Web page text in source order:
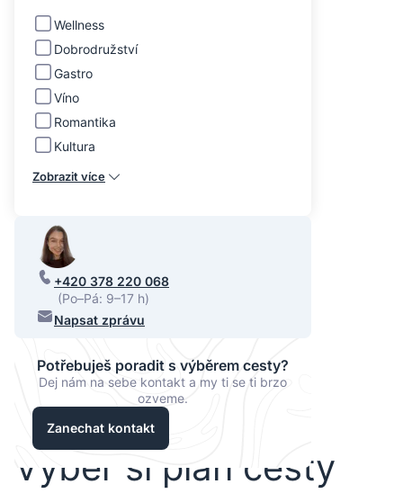
Wellness
Dobrodružství
Gastro
Víno
Romantika
Kultura
Zobrazit více
+420 378 220 068
(Po–Pá: 9–17 h)
Napsat zprávu
Potřebuješ poradit s výběrem cesty?
Dej nám na sebe kontakt a my ti se ti brzo
ozveme.
Zanechat kontakt
Vyber si plán cesty